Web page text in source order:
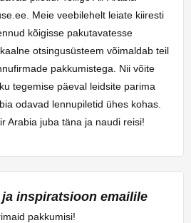
Meie veebilehelt leiate kiiresti
kõigisse pakutavatesse
otsingusüsteem võimaldab teil
pakkumistega. Nii võite
tegemise päeval leidsite parima
odavad lennupiletid ühes kohas.
Arabia juba täna ja naudi reisi!
inspiratsioon emailile
pakkumisi!